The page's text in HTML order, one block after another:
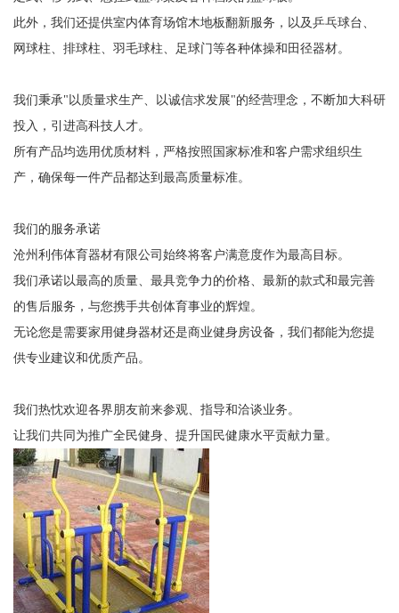
此外，我们还提供室内体育场馆木地板翻新服务，以及乒乓球台、
网球柱、排球柱、羽毛球柱、足球门等各种体操和田径器材。
我们秉承"以质量求生产、以诚信求发展"的经营理念，不断加大科研
投入，引进高科技人才。
所有产品均选用优质材料，严格按照国家标准和客户需求组织生
产，确保每一件产品都达到最高质量标准。
我们的服务承诺
沧州利伟体育器材有限公司始终将客户满意度作为最高目标。
我们承诺以最高的质量、最具竞争力的价格、最新的款式和最完善
的售后服务，与您携手共创体育事业的辉煌。
无论您是需要家用健身器材还是商业健身房设备，我们都能为您提
供专业建议和优质产品。
我们热忱欢迎各界朋友前来参观、指导和洽谈业务。
让我们共同为推广全民健身、提升国民健康水平贡献力量。